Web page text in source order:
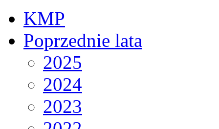
KMP
Poprzednie lata
2025
2024
2023